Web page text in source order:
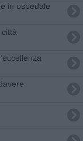
in ospedale